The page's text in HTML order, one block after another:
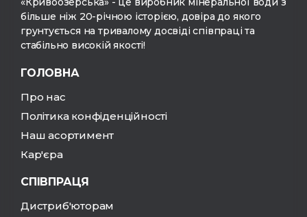
більше ніж 20-річною історією, довіра до якого
грунтується на тривалому досвіді співпраці та
стабільно високій якості!
ГОЛОВНА
Про нас
Політика конфіденційності
Наш асортимент
Кар'єра
СПІВПРАЦЯ
Дистриб'юторам